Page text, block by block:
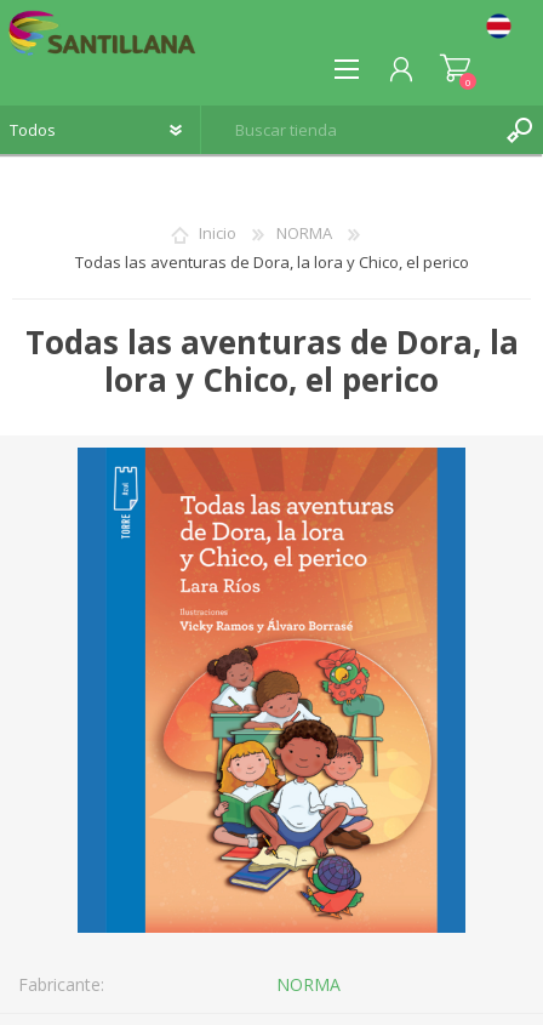
0
Inicio
NORMA
Todas las aventuras de Dora, la lora y Chico, el perico
Todas las aventuras de Dora, la
lora y Chico, el perico
Fabricante: NORMA